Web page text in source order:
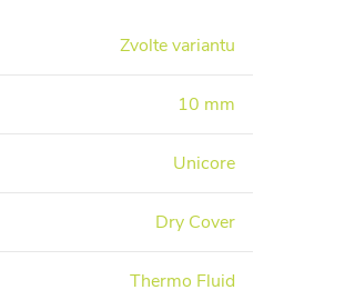
Zvolte variantu
10 mm
Unicore
Dry Cover
Thermo Fluid